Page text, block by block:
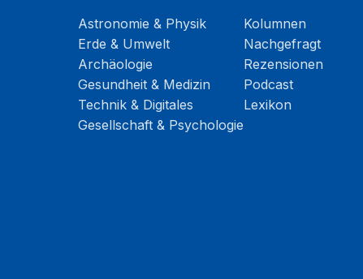
Astronomie & Physik
Erde & Umwelt
Archäologie
Gesundheit & Medizin
Technik & Digitales
Gesellschaft & Psychologie
Kolumnen
Nachgefragt
Rezensionen
Podcast
Lexikon